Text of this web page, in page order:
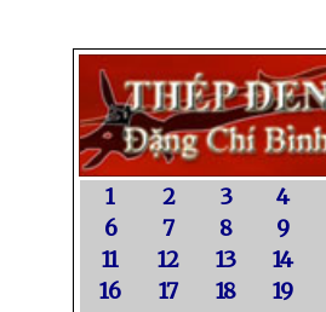
1 2 3 4
6
7 8 9
11
12 13 14
16
17 18 19